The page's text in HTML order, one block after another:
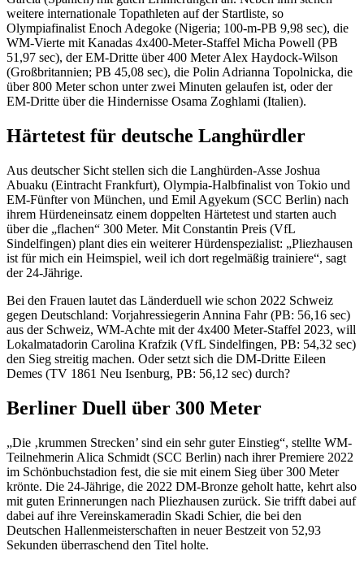
weitere internationale Topathleten auf der Startliste, so
Olympiafinalist Enoch Adegoke (Nigeria; 100-m-PB 9,98 sec), die
WM-Vierte mit Kanadas 4x400-Meter-Staffel Micha Powell (PB
51,97 sec), der EM-Dritte über 400 Meter Alex Haydock-Wilson
(Großbritannien; PB 45,08 sec), die Polin Adrianna Topolnicka, die
über 800 Meter schon unter zwei Minuten gelaufen ist, oder der
EM-Dritte über die Hindernisse Osama Zoghlami (Italien).
Härtetest für deutsche Langhürdler
Aus deutscher Sicht stellen sich die Langhürden-Asse Joshua
Abuaku (Eintracht Frankfurt), Olympia-Halbfinalist von Tokio und
EM-Fünfter von München, und Emil Agyekum (SCC Berlin) nach
ihrem Hürdeneinsatz einem doppelten Härtetest und starten auch
über die „flachen“ 300 Meter. Mit Constantin Preis (VfL
Sindelfingen) plant dies ein weiterer Hürdenspezialist: „Pliezhausen
ist für mich ein Heimspiel, weil ich dort regelmäßig trainiere“, sagt
der 24-Jährige.
Bei den Frauen lautet das Länderduell wie schon 2022 Schweiz
gegen Deutschland: Vorjahressiegerin Annina Fahr (PB: 56,16 sec)
aus der Schweiz, WM-Achte mit der 4x400 Meter-Staffel 2023, will
Lokalmatadorin Carolina Krafzik (VfL Sindelfingen, PB: 54,32 sec)
den Sieg streitig machen. Oder setzt sich die DM-Dritte Eileen
Demes (TV 1861 Neu Isenburg, PB: 56,12 sec) durch?
Berliner Duell über 300 Meter
„Die ‚krummen Strecken’ sind ein sehr guter Einstieg“, stellte WM-
Teilnehmerin Alica Schmidt (SCC Berlin) nach ihrer Premiere 2022
im Schönbuchstadion fest, die sie mit einem Sieg über 300 Meter
krönte. Die 24-Jährige, die 2022 DM-Bronze geholt hatte, kehrt also
mit guten Erinnerungen nach Pliezhausen zurück. Sie trifft dabei auf
dabei auf ihre Vereinskameradin Skadi Schier, die bei den
Deutschen Hallenmeisterschaften in neuer Bestzeit von 52,93
Sekunden überraschend den Titel holte.